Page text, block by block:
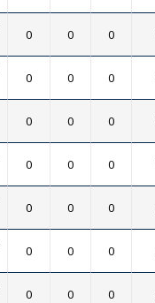
0 0 0
0 0 0
0 0 0
0 0 0
0 0 0
0 0 0
0 0 0